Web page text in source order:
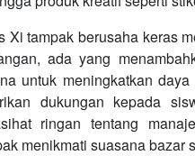
Xi tampak berusaha keras
ada yang
untuk meningkatkan
dukungan kepada
ringan tentang
menikmati suasana